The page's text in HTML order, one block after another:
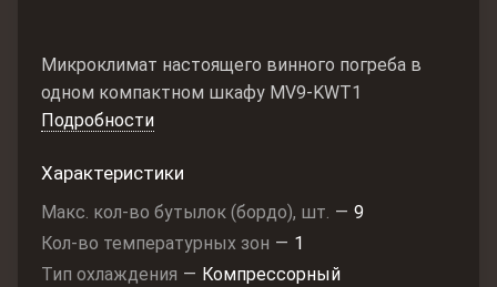
Микроклимат настоящего винного погреба в
одном компактном шкафу MV9-KWT1
Подробности
Характеристики
Макс. кол-во бутылок (бордо), шт. — 9
Кол-во температурных зон — 1
Тип охлаждения — Компрессорный